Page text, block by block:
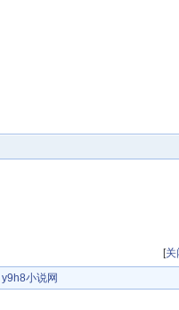
[关
y9h8小说网